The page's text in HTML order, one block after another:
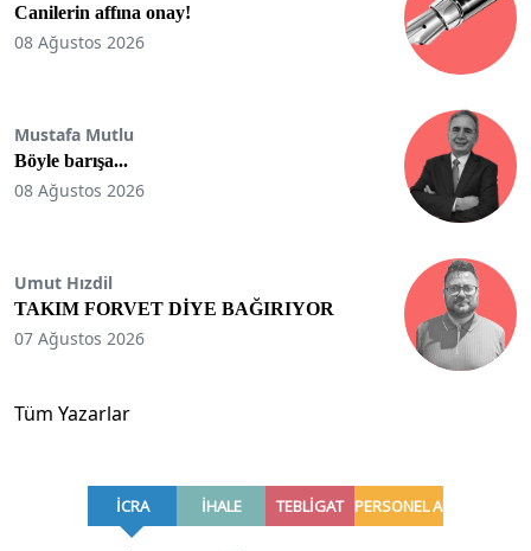
Canilerin affına onay!
08 Ağustos 2026
Mustafa Mutlu
Böyle barışa...
08 Ağustos 2026
Umut Hızdil
TAKIM FORVET DİYE BAĞIRIYOR
07 Ağustos 2026
Tüm Yazarlar